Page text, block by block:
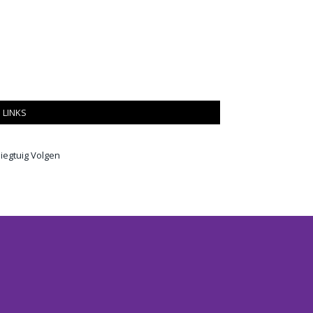
LINKS
Volgen